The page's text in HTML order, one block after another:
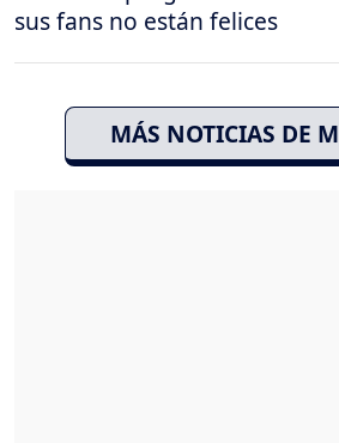
sus fans no están felices
MÁS NOTICIAS DE